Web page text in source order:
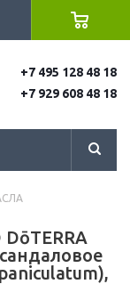
+7 495 128 48 18
+7 929 608 48 18